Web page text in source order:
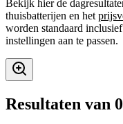
Bekijk hier de
thuisbatterijen en het
worden standaard
instellingen aan te passen.
Resultaten van